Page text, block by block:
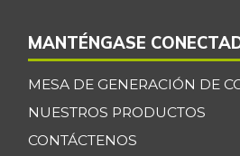
MANTÉNGASE
MESA DE GENERACIÓN DE
NUESTROS PRODUCTOS
CONTÁCTENOS